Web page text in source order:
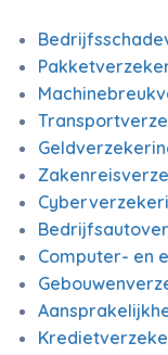
Computer- en